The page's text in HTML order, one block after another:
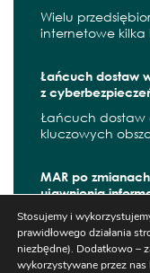
Wielu
internetowe kilka
Łańcuch dostaw
z
Łańcuch dostaw
kluczowych
MAR po
ujawnienia
W czerwcu 2026
zmiany
Stosujemy i
prawidłowego działania
niezbędne). Dodatkowo –
wykorzystywane przez